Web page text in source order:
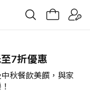
7折優惠
秋餐飲美饌，與家